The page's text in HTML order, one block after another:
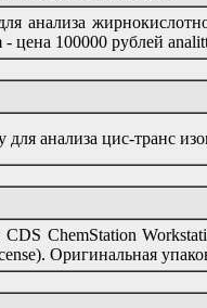
анализа
цена 100000 рублей
анализа цис-транс
ChemStation
Оригинальная